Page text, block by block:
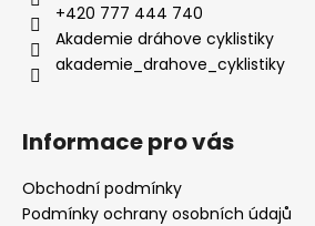
+420 777 444 740
Akademie dráhove cyklistiky
akademie_drahove_cyklistiky
Informace pro vás
Obchodní podmínky
Podmínky ochrany osobních údajů